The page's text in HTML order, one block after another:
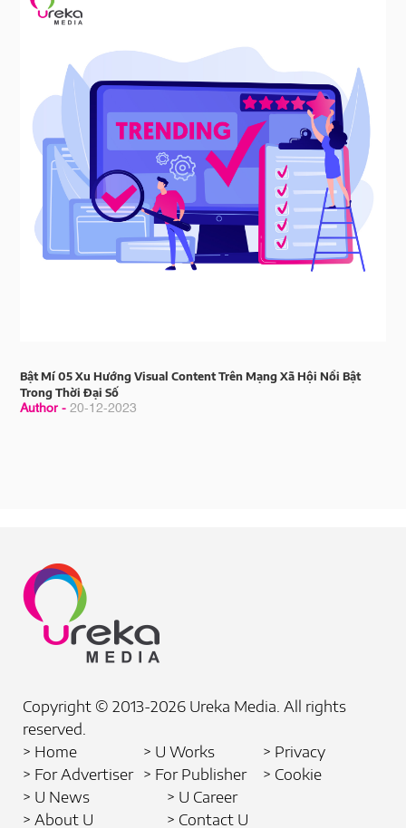
Bật Mí 05 Xu Hướng Visual Content Trên Mạng Xã Hội Nổi Bật
Trong Thời Đại Số
Author -20-12-2023
Copyright © 2013-2026 Ureka Media. All rights
reserved.
> Home
> U Works
> Privacy
> For Advertiser > For Publisher
> Cookie
> U News
> U Career
> About U
> Contact U